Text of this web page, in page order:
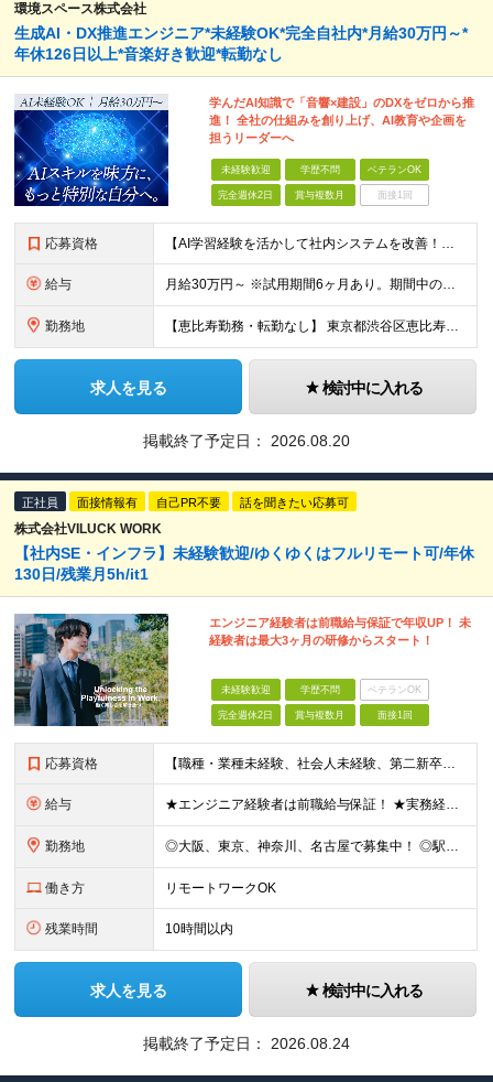
環境スペース株式会社
生成AI・DX推進エンジニア*未経験OK*完全自社内*月給30万円～*
年休126日以上*音楽好き歓迎*転勤なし
学んだAI知識で「音響×建設」のDXをゼロから推
進！ 全社の仕組みを創り上げ、AI教育や企画を
担うリーダーへ
未経験歓迎 学歴不問 ベテランOK
完全週休2日 賞与複数月 面接1回
応募資格 【AI学習経験を活かして社内システムを改善！】 ◆AI、IT、DX、プログラミング等を学んだ経験がある方 ◆学歴不問 ＼こんな方にぴったりです／ ◆自分のアイディアで業務を改善し、仲間の役に立ちたい
給与 月給30万円～ ※試用期間6ヶ月あり。期間中の給与・待遇の差異はありません ※月給には月45時間分の固定残業代（月7万8,000円～）を含みます ※超過分は別途支給します
勤務地 【恵比寿勤務・転勤なし】 東京都渋谷区恵比寿南1-1-9 岩徳ビル 9F (変更の範囲)上記を除く当社関連勤務地
求人を見る 検討中に入れる
掲載終了予定日： 2026.08.20
正社員 面接情報有 自己PR不要 話を聞きたい応募可
株式会社VILUCK WORK
【社内SE・インフラ】未経験歓迎/ゆくゆくはフルリモート可/年休
130日/残業月5h/it1
エンジニア経験者は前職給与保証で年収UP！ 未
経験者は最大3ヶ月の研修からスタート！
未経験歓迎 学歴不問 ベテランOK
完全週休2日 賞与複数月 面接1回
応募資格 【職種・業種未経験、社会人未経験、第二新卒、歓迎します】 ◆35歳以下の方 └長期キャリア形成のため、年齢制限をかけた募集となります。 ◆学歴不問 《こんな方に向いています！》 ■未経験からITの仕
給与 ★エンジニア経験者は前職給与保証！ ★実務経験1年から年収500万円も可 ★賞与年2回支給 【エンジニアの給与不満を無くすことを大切にしてます！】 エンジニアの転職理由の多くは「給与不満」にあると考
勤務地 ◎大阪、東京、神奈川、名古屋で募集中！ ◎駅チカ！ ◎勤務地は、希望を考慮のうえ決定いたします。 ◎転居を伴う転勤はありません。 【転勤なし／希望勤務地は考慮】 大阪、東京、神奈川、名古屋のいずれか
働き方 リモートワークOK
残業時間 10時間以内
求人を見る 検討中に入れる
掲載終了予定日： 2026.08.24